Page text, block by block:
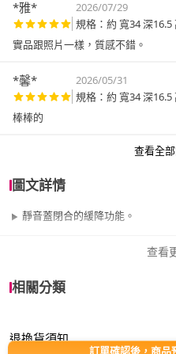
*雅* 2026/07/29
規格：約 寬34 深
實品跟照片一樣，質感不錯。
*馨* 2026/05/31
規格：約 寬34 深
棒棒的
查看全
圖文詳情
靜音蓋閉合的緩降功能。
類型 腳踏式
查看
相關分類
退換貨須知
訂單確認後，商品